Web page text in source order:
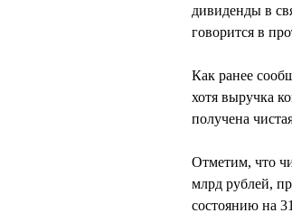
дивиденды в
говорится в
Как ранее
хотя выручка
получена
Отметим, что
млрд рублей,
состоянию на